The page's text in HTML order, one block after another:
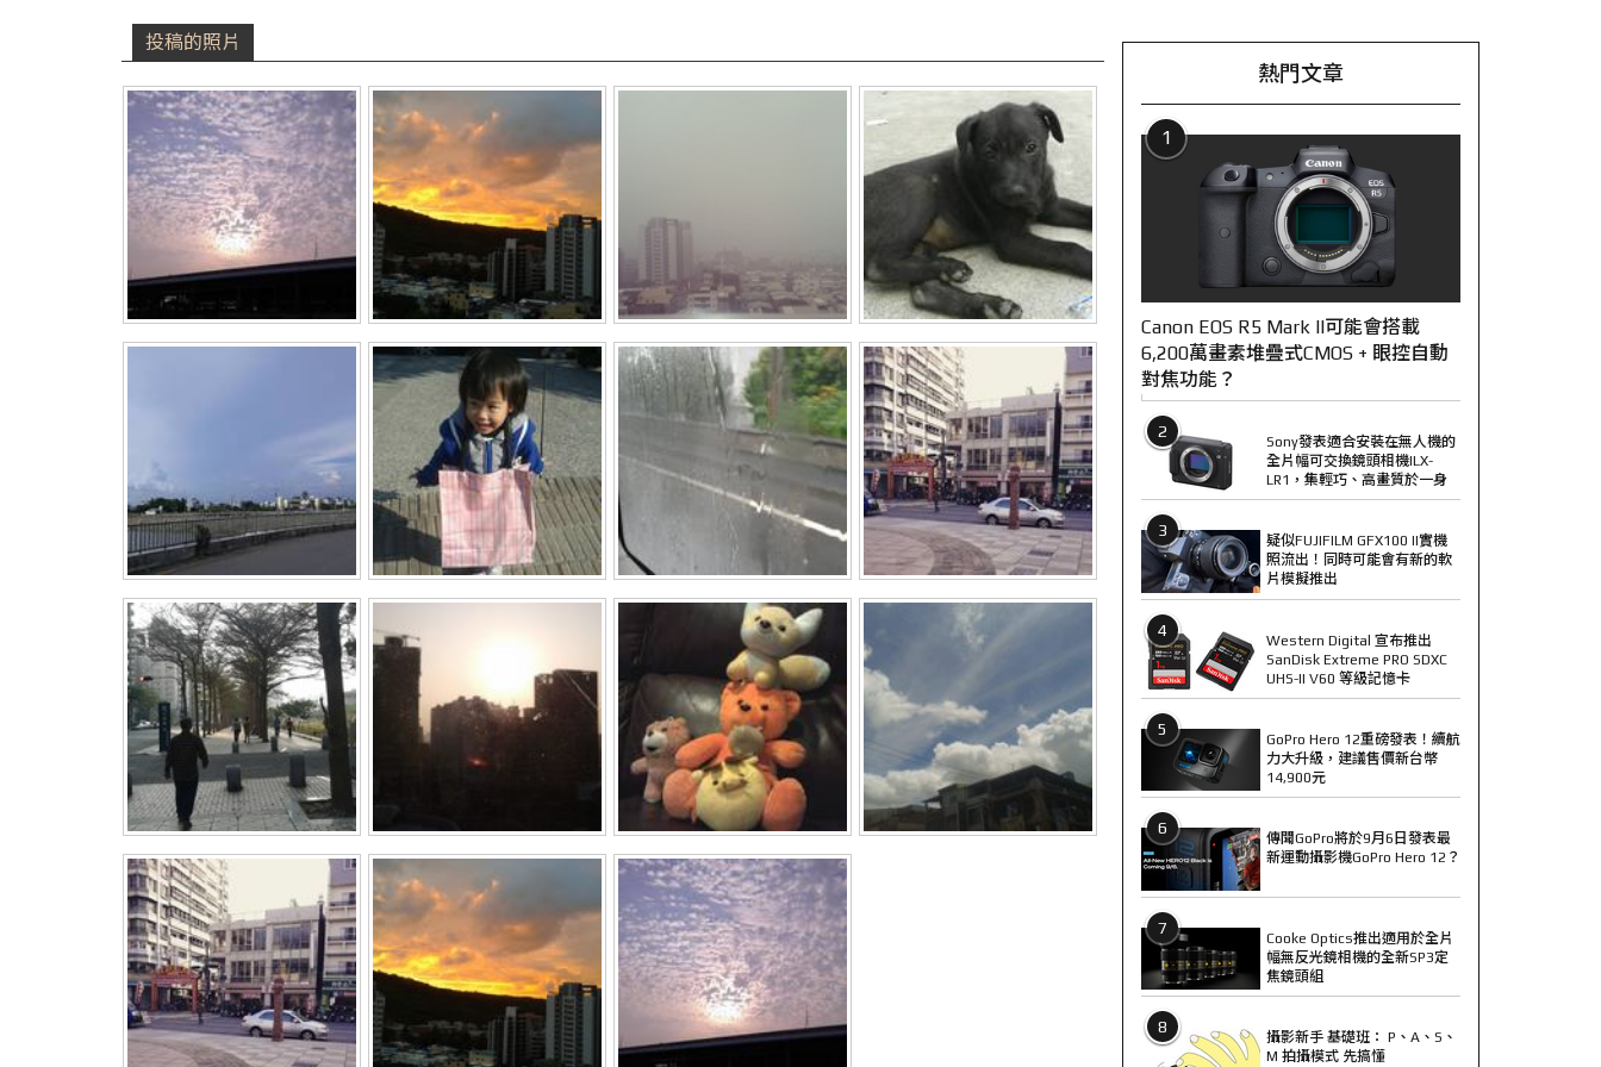
投稿的照片
熱門文章
1
Canon EOS R5 Mark II可能會搭載
6,200萬畫素堆疊式CMOS + 眼控自動
對焦功能？
2
Sony發表適合安裝在無人機的
全片幅可交換鏡頭相機ILX-
LR1，集輕巧、高畫質於一身
3
疑似FUJIFILM GFX100 II實機
照流出！同時可能會有新的軟
片模擬推出
4
Western Digital 宣布推出
SanDisk Extreme PRO SDXC
UHS-II V60 等級記憶卡
5
GoPro Hero 12重磅發表！續航
力大升級，建議售價新台幣
14,900元
6
傳聞GoPro將於9月6日發表最
新運動攝影機GoPro Hero 12？
7
Cooke Optics推出適用於全片
幅無反光鏡相機的全新SP3定
焦鏡頭組
8
攝影新手 基礎班： P、A、S、
M 拍攝模式 先搞懂